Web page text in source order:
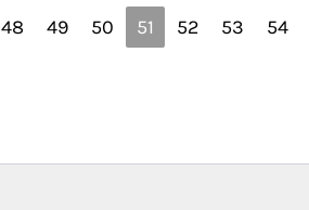
48 49 50 51 52 53 54